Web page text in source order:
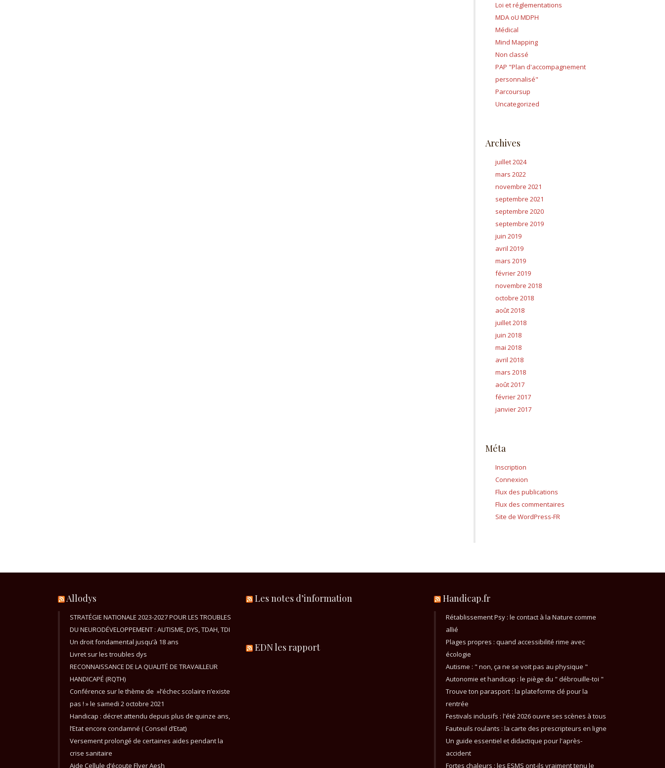
Loi et réglementations
MDA oU MDPH
Médical
Mind Mapping
Non classé
PAP "Plan d'accompagnement
personnalisé"
Parcoursup
Uncategorized
Archives
juillet 2024
mars 2022
novembre 2021
septembre 2021
septembre 2020
septembre 2019
juin 2019
avril 2019
mars 2019
février 2019
novembre 2018
octobre 2018
août 2018
juillet 2018
juin 2018
mai 2018
avril 2018
mars 2018
août 2017
février 2017
janvier 2017
Méta
Inscription
Connexion
Flux des publications
Flux des commentaires
Site de WordPress-FR
Allodys
STRATÉGIE NATIONALE 2023-2027 POUR LES TROUBLES
DU NEURODÉVELOPPEMENT : AUTISME, DYS, TDAH, TDI
Un droit fondamental jusqu’à 18 ans
Livret sur les troubles dys
RECONNAISSANCE DE LA QUALITÉ DE TRAVAILLEUR
HANDICAPÉ (RQTH)
Conférence sur le thème de »l’échec scolaire n’existe
pas ! » le samedi 2 octobre 2021
Handicap : décret attendu depuis plus de quinze ans,
l’Etat encore condamné ( Conseil d’Etat)
Versement prolongé de certaines aides pendant la
crise sanitaire
Aide Cellule d’écoute Flyer Aesh
Les notes d’information
EDN les rapport
Handicap.fr
Rétablissement Psy : le contact à la Nature comme
allié
Plages propres : quand accessibilité rime avec
écologie
Autisme : " non, ça ne se voit pas au physique "
Autonomie et handicap : le piège du " débrouille-toi "
Trouve ton parasport : la plateforme clé pour la
rentrée
Festivals inclusifs : l'été 2026 ouvre ses scènes à tous
Fauteuils roulants : la carte des prescripteurs en ligne
Un guide essentiel et didactique pour l'après-
accident
Fortes chaleurs : les ESMS ont-ils vraiment tenu le